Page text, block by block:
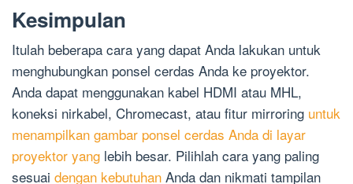
Kesimpulan
Itulah beberapa cara yang dapat Anda lakukan untuk
menghubungkan ponsel cerdas Anda ke proyektor.
Anda dapat menggunakan kabel HDMI atau MHL,
koneksi nirkabel, Chromecast, atau fitur mirroring untuk
menampilkan gambar ponsel cerdas Anda di layar
proyektor yang lebih besar. Pilihlah cara yang paling
sesuai dengan kebutuhan Anda dan nikmati tampilan